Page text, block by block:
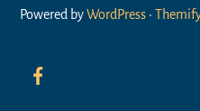
Powered byWordPress •